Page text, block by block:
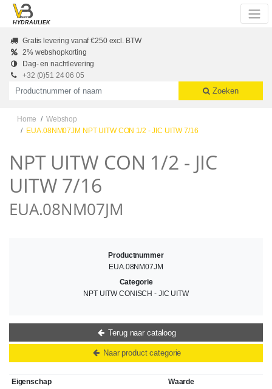
Skip to main content
HYDRAULIEK
Gratis levering vanaf €250 excl. BTW
2% webshopkorting
Dag- en nachtlevering
+32 (0)51 24 06 05
Productnummer of naam
Zoeken
Home
Webshop
EUA.08NM07JM NPT UITW CON 1/2 - JIC UITW 7/16
NPT UITW CON 1/2 - JIC
UITW 7/16
EUA.08NM07JM
Eigenschap
Waarde
Productnummer
EUA.08NM07JM
Categorie
NPT UITW CONISCH - JIC UITW
Terug naar cataloog
Naar product categorie